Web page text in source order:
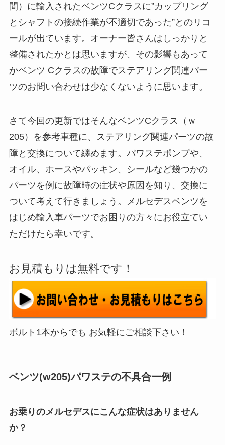
間）に輸入されたベンツCクラスに”カップリング
とシャフトの接続作業が不適切であった”とのリコ
ールが出ています。オーナー皆さんはしっかりと
整備されたかとは思いますが、その影響もあって
かベンツ Cクラスの故障でステアリング関連パー
ツのお問い合わせは少なくないように思います。
さて今回の更新ではそんなベンツCクラス（ｗ
205）を参考車種に、ステアリング関連パーツの故
障と交換について纏めます。パワステポンプや、
オイル、ホースやパッキン、シールなど幾つかの
パーツを例に故障時の症状や原因を知り、交換に
ついて考えて行きましょう。メルセデスベンツを
はじめ輸入車パーツでお困りの方々にお役立てい
ただけたら幸いです。
お見積もりは無料です！
ボルト1本からでも お気軽にご相談下さい！
ベンツ(w205)パワステの不具合一例
お乗りのメルセデスにこんな症状はありません
か？